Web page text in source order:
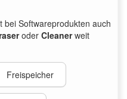
bei Softwareprodukten auch
oder Cleanerweit
Freispeicher